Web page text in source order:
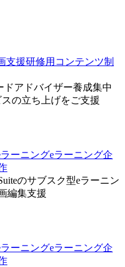
支援研修用コンテンツ制
アドバイザー養成集中
の立ち上げをご支援
ラーニングeラーニング企
のサブスク型eラーニン
編集支援
ラーニングeラーニング企